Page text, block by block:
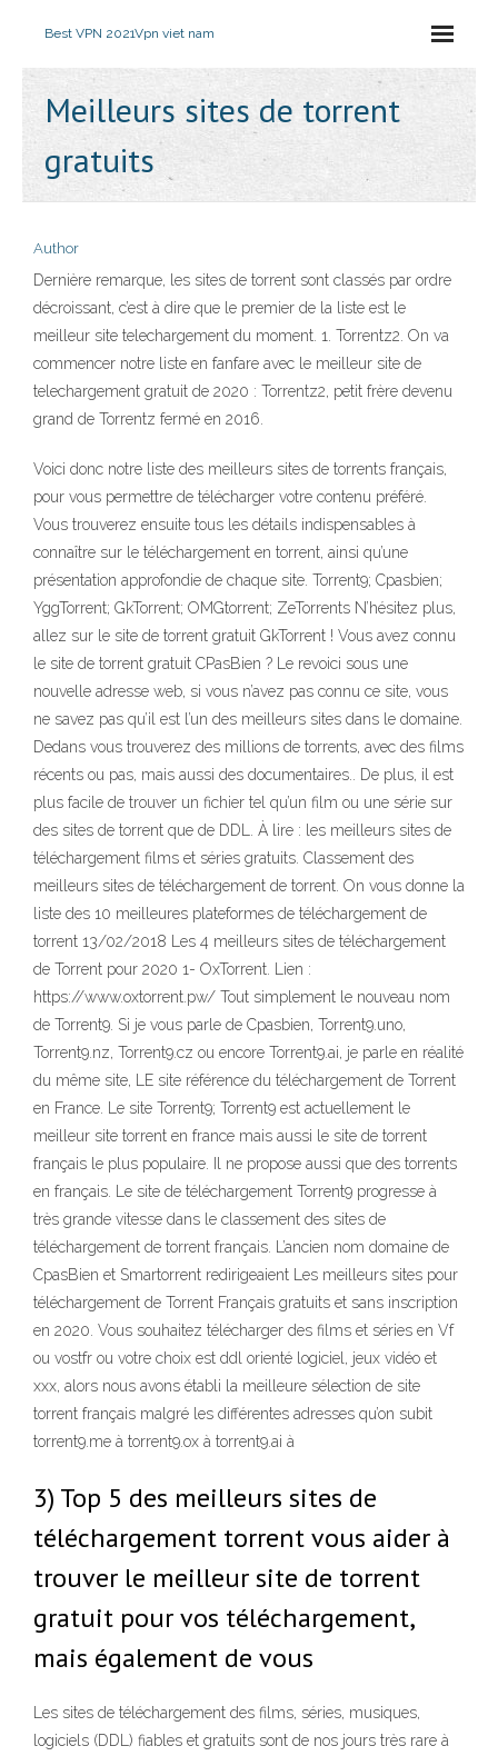
Best VPN 2021Vpn viet nam
Meilleurs sites de torrent
gratuits
Author
Dernière remarque, les sites de torrent sont classés par ordre
décroissant, c’est à dire que le premier de la liste est le
meilleur site telechargement du moment. 1. Torrentz2. On va
commencer notre liste en fanfare avec le meilleur site de
telechargement gratuit de 2020 : Torrentz2, petit frère devenu
grand de Torrentz fermé en 2016.
Voici donc notre liste des meilleurs sites de torrents français,
pour vous permettre de télécharger votre contenu préféré.
Vous trouverez ensuite tous les détails indispensables à
connaître sur le téléchargement en torrent, ainsi qu’une
présentation approfondie de chaque site. Torrent9; Cpasbien;
YggTorrent; GkTorrent; OMGtorrent; ZeTorrents N’hésitez plus,
allez sur le site de torrent gratuit GkTorrent ! Vous avez connu
le site de torrent gratuit CPasBien ? Le revoici sous une
nouvelle adresse web, si vous n’avez pas connu ce site, vous
ne savez pas qu’il est l’un des meilleurs sites dans le domaine.
Dedans vous trouverez des millions de torrents, avec des films
récents ou pas, mais aussi des documentaires.. De plus, il est
plus facile de trouver un fichier tel qu’un film ou une série sur
des sites de torrent que de DDL. À lire : les meilleurs sites de
téléchargement films et séries gratuits. Classement des
meilleurs sites de téléchargement de torrent. On vous donne la
liste des 10 meilleures plateformes de téléchargement de
torrent 13/02/2018 Les 4 meilleurs sites de téléchargement
de Torrent pour 2020 1- OxTorrent. Lien :
https://www.oxtorrent.pw/ Tout simplement le nouveau nom
de Torrent9. Si je vous parle de Cpasbien, Torrent9.uno,
Torrent9.nz, Torrent9.cz ou encore Torrent9.ai, je parle en réalité
du même site, LE site référence du téléchargement de Torrent
en France. Le site Torrent9; Torrent9 est actuellement le
meilleur site torrent en france mais aussi le site de torrent
français le plus populaire. Il ne propose aussi que des torrents
en français. Le site de téléchargement Torrent9 progresse à
très grande vitesse dans le classement des sites de
téléchargement de torrent français. L’ancien nom domaine de
CpasBien et Smartorrent redirigeaient Les meilleurs sites pour
téléchargement de Torrent Français gratuits et sans inscription
en 2020. Vous souhaitez télécharger des films et séries en Vf
ou vostfr ou votre choix est ddl orienté logiciel, jeux vidéo et
xxx, alors nous avons établi la meilleure sélection de site
torrent français malgré les différentes adresses qu’on subit
torrent9.me à torrent9.ox à torrent9.ai à
3) Top 5 des meilleurs sites de
téléchargement torrent vous aider à
trouver le meilleur site de torrent
gratuit pour vos téléchargement,
mais également de vous
Les sites de téléchargement des films, séries, musiques,
logiciels (DDL) fiables et gratuits sont de nos jours très rare à